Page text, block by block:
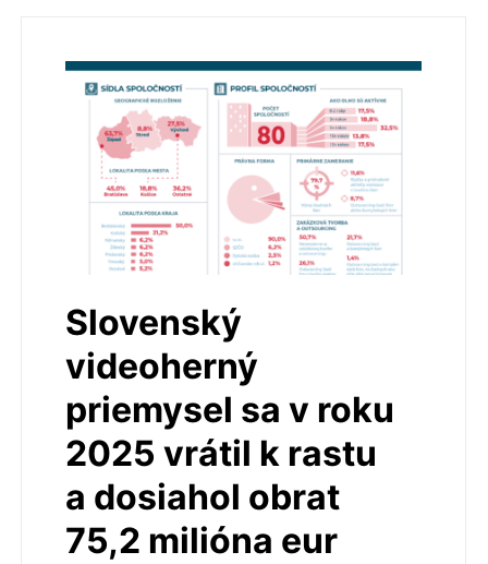
Slovenský
videoherný
priemysel sa v roku
2025 vrátil k rastu
a dosiahol obrat
75,2 milióna eur